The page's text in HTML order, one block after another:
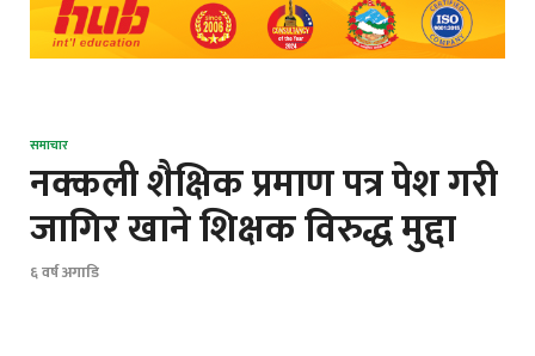
समाचार
नक्कली शैक्षिक प्रमाण पत्र पेश गरी
जागिर खाने शिक्षक विरुद्ध मुद्दा
६ वर्ष अगाडि